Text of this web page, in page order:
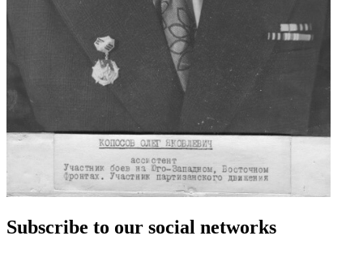
Subscribe to our social networks